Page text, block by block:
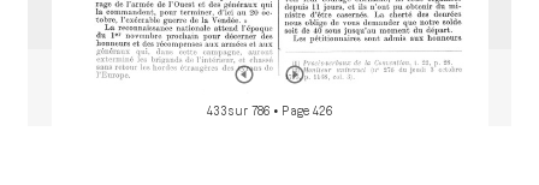
433 sur 786 • Page 426